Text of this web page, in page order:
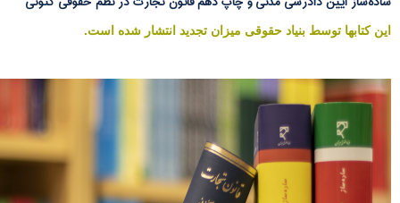
این کتابها توسط بنیاد حقوقی میزان تجدید انتشار شده است.